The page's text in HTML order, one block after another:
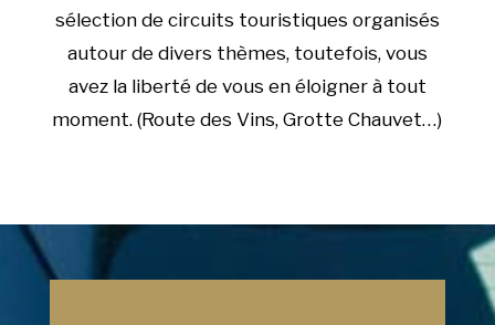
sélection de circuits touristiques organisés
autour de divers thèmes, toutefois, vous
avez la liberté de vous en éloigner à tout
moment. (Route des Vins, Grotte Chauvet…)